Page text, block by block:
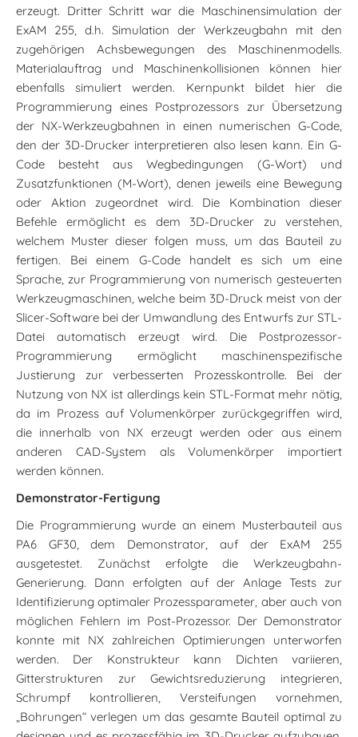
erzeugt. Dritter Schritt war die Maschinensimulation der
ExAM 255, d.h. Simulation der Werkzeugbahn mit den
zugehörigen Achsbewegungen des Maschinenmodells.
Materialauftrag und Maschinenkollisionen können hier
ebenfalls simuliert werden. Kernpunkt bildet hier die
Programmierung eines Postprozessors zur Übersetzung
der NX-Werkzeugbahnen in einen numerischen G-Code,
den der 3D-Drucker interpretieren also lesen kann. Ein G-
Code besteht aus Wegbedingungen (G-Wort) und
Zusatzfunktionen (M-Wort), denen jeweils eine Bewegung
oder Aktion zugeordnet wird. Die Kombination dieser
Befehle ermöglicht es dem 3D-Drucker zu verstehen,
welchem Muster dieser folgen muss, um das Bauteil zu
fertigen. Bei einem G-Code handelt es sich um eine
Sprache, zur Programmierung von numerisch gesteuerten
Werkzeugmaschinen, welche beim 3D-Druck meist von der
Slicer-Software bei der Umwandlung des Entwurfs zur STL-
Datei automatisch erzeugt wird. Die Postprozessor-
Programmierung ermöglicht maschinenspezifische
Justierung zur verbesserten Prozesskontrolle. Bei der
Nutzung von NX ist allerdings kein STL-Format mehr nötig,
da im Prozess auf Volumenkörper zurückgegriffen wird,
die innerhalb von NX erzeugt werden oder aus einem
anderen CAD-System als Volumenkörper importiert
werden können.
Demonstrator-Fertigung
Die Programmierung wurde an einem Musterbauteil aus
PA6 GF30, dem Demonstrator, auf der ExAM 255
ausgetestet. Zunächst erfolgte die Werkzeugbahn-
Generierung. Dann erfolgten auf der Anlage Tests zur
Identifizierung optimaler Prozessparameter, aber auch von
möglichen Fehlern im Post-Prozessor. Der Demonstrator
konnte mit NX zahlreichen Optimierungen unterworfen
werden. Der Konstrukteur kann Dichten variieren,
Gitterstrukturen zur Gewichtsreduzierung integrieren,
Schrumpf kontrollieren, Versteifungen vornehmen,
„Bohrungen“ verlegen um das gesamte Bauteil optimal zu